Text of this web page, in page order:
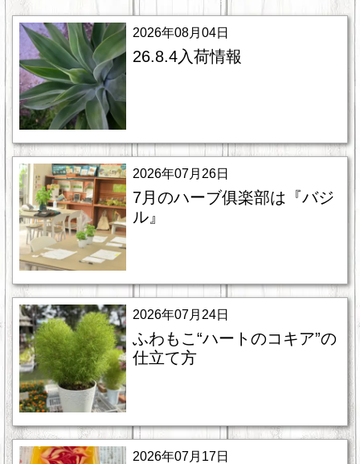
2026年08月04日
26.8.4入荷情報
2026年07月26日
7月のハーブ俱楽部は『バジ
ル』
2026年07月24日
ふわもこ“ハートのコキア”の
仕立て方
2026年07月17日